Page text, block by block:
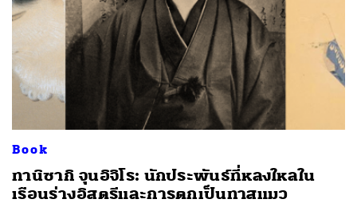
Book
ทานิซากิ จุนอิจิโร: นักประพันธ์ที่หลงใหลใน
เรือนร่างอิสตรีและการตกเป็นทาสแมว
ค้นหา